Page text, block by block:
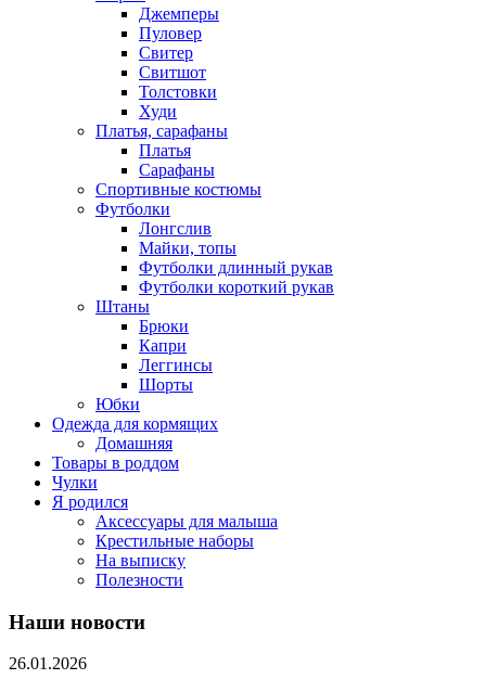
Джемперы
Пуловер
Свитер
Свитшот
Толстовки
Худи
Платья, сарафаны
Платья
Сарафаны
Спортивные костюмы
Футболки
Лонгслив
Майки, топы
Футболки длинный рукав
Футболки короткий рукав
Штаны
Брюки
Капри
Леггинсы
Шорты
Юбки
Одежда для кормящих
Домашняя
Товары в роддом
Чулки
Я родился
Аксессуары для малыша
Крестильные наборы
На выписку
Полезности
Наши новости
26.01.2026